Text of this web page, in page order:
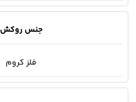
جنس روکش
فلز کروم